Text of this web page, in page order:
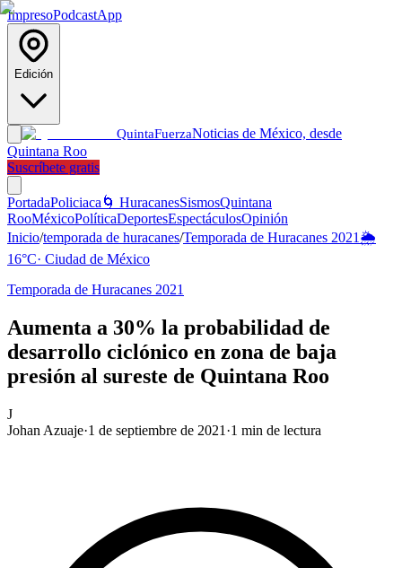
ImpresoPodcastApp
Edición
QuintaFuerzaNoticias de México, desde
Quintana Roo
Suscríbete gratis
PortadaPoliciaca 🌀 HuracanesSismosQuintana
RooMéxicoPolíticaDeportesEspectáculosOpinión
Inicio/temporada de huracanes/Temporada de Huracanes 2021 🌦️
16°C· Ciudad de México
Temporada de Huracanes 2021
Aumenta a 30% la probabilidad de
desarrollo ciclónico en zona de baja
presión al sureste de Quintana Roo
J
Johan Azuaje·1 de septiembre de 2021 ·1 min de lectura